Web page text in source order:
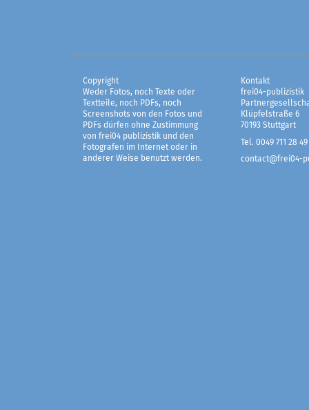
Copyright
Weder Fotos, noch Texte oder
Textteile, noch PDFs, noch
Screenshots von den Fotos und
PDFs dürfen ohne Zustimmung
von frei04 publizistik und den
Fotografen im Internet oder in
anderer Weise benutzt werden.
Kontakt
frei04-publizistik
Klüpfelstraße 6
70193 Stuttgart
Tel. 0049 711 28 49
contact@frei04-